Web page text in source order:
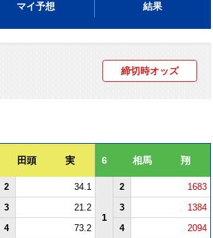
マイ予想 結果
締切時オッズ
田頭 実 6 相馬 翔
2 34.1
1
2
1683
3 21.2 3
1384
4 73.2 4
2094